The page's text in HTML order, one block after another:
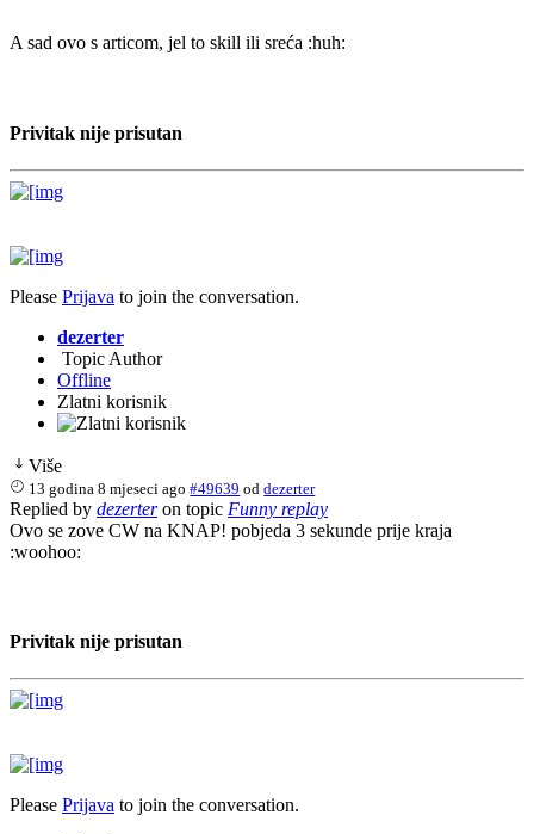
A sad ovo s articom, jel to skill ili sreća :huh:
Privitak nije prisutan
Please Prijava to join the conversation.
dezerter
Topic Author
Offline
Zlatni korisnik
Više
13 godina 8 mjeseci ago #49639 oddezerter
Replied by dezerteron topic Funny replay
Ovo se zove CW na KNAP! pobjeda 3 sekunde prije kraja
:woohoo:
Privitak nije prisutan
Please Prijava to join the conversation.